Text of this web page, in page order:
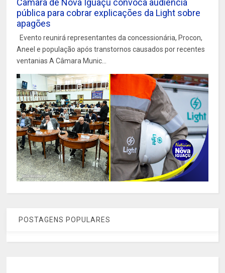
Câmara de Nova Iguaçu convoca audiência
pública para cobrar explicações da Light sobre
apagões
Evento reunirá representantes da concessionária, Procon,
Aneel e população após transtornos causados por recentes
ventanias A Câmara Munic...
POSTAGENS POPULARES